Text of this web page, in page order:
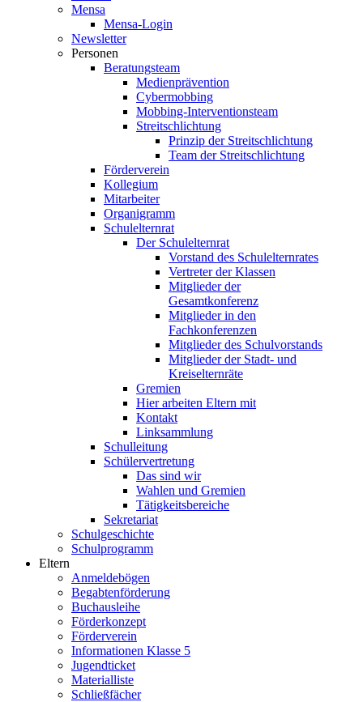
Mensa
Mensa-Login
Newsletter
Personen
Beratungsteam
Medienprävention
Cybermobbing
Mobbing-Interventionsteam
Streitschlichtung
Prinzip der Streitschlichtung
Team der Streitschlichtung
Förderverein
Kollegium
Mitarbeiter
Organigramm
Schulelternrat
Der Schulelternrat
Vorstand des Schulelternrates
Vertreter der Klassen
Mitglieder der
Gesamtkonferenz
Mitglieder in den
Fachkonferenzen
Mitglieder des Schulvorstands
Mitglieder der Stadt- und
Kreiselternräte
Gremien
Hier arbeiten Eltern mit
Kontakt
Linksammlung
Schulleitung
Schülervertretung
Das sind wir
Wahlen und Gremien
Tätigkeitsbereiche
Sekretariat
Schulgeschichte
Schulprogramm
Eltern
Anmeldebögen
Begabtenförderung
Buchausleihe
Förderkonzept
Förderverein
Informationen Klasse 5
Jugendticket
Materialliste
Schließfächer